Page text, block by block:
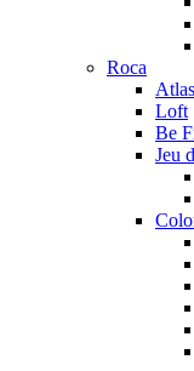
Roca
Atlas
Loft
Be
Jeu